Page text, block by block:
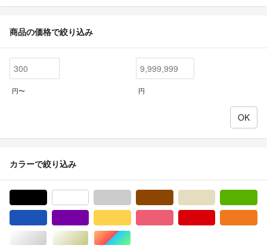
商品の価格で絞り込み
円〜 円
カラーで絞り込み
シルバー/銀色系ゴールド/金色系マルチカラー